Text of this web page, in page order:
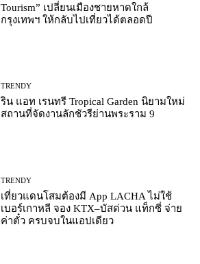
Tourism” เปลี่ยนเมืองชายหาดใกล้
กรุงเทพฯ ให้กลับไปเที่ยวได้ตลอดปี
TRENDY
ริน แอท เรนทรี Tropical Garden นิยามใหม่
สถานที่จัดงานลักชัวรีย่านพระราม 9
TRENDY
เที่ยวแดนโสมต้องมี App LACHA ไม่ใช้
เบอร์เกาหลี จอง KTX–บัสด่วน แท็กซี่ จ่าย
ค่าตั๋ว ครบจบในแอปเดียว